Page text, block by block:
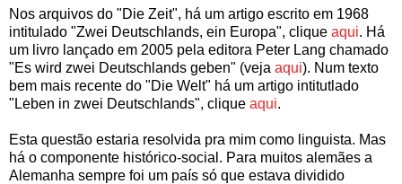
Nos arquivos do "Die Zeit", há um artigo escrito em 1968
intitulado "Zwei Deutschlands, ein Europa", clique aqui. Há
um livro lançado em 2005 pela editora Peter Lang chamado
"Es wird zwei Deutschlands geben" (veja aqui). Num texto
bem mais recente do "Die Welt" há um artigo intitutlado
"Leben in zwei Deutschlands", clique aqui.
Esta questão estaria resolvida pra mim como linguista. Mas
há o componente histórico-social. Para muitos alemães a
Alemanha sempre foi um país só que estava dividido